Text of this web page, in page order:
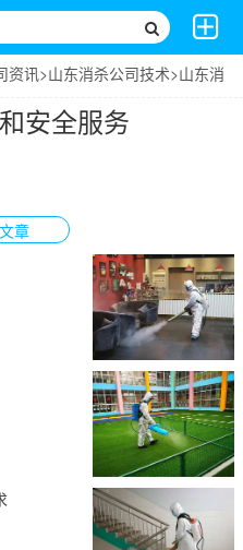
资讯>山东消杀公司技术>山东消
安全服务
章